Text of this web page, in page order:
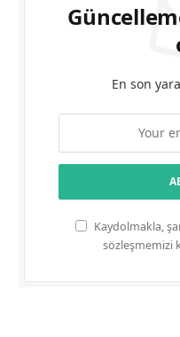
En son
Kaydolmakla,
sözleşmemizi